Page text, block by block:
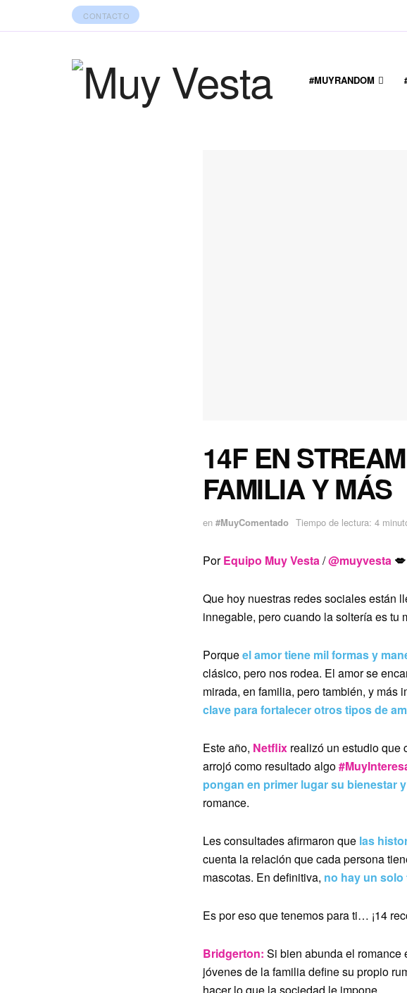
CONTACTO
#MUYRANDOM
14F EN
FAMILIA Y MÁS
en #MuyComentado Tiempo de lectura: 4
PorEquipo Muy Vesta /@muyvesta 💋
Que hoy nuestras redes sociales están
innegable, pero cuando la soltería es tu
Porqueel amor tiene mil formas y
clásico, pero nos rodea. El amor se
mirada, en familia, pero también, y más
clave para fortalecer otros tipos de
Este año, Netflix realizó un estudio que
arrojó como resultado algo
pongan en primer lugar su bienestar
romance.
Les consultades afirmaron que las
cuenta la relación que cada persona
mascotas. En definitiva, no hay un
Es por eso que tenemos para ti… ¡14
Bridgerton: Si bien abunda el romance
jóvenes de la familia define su propio
hacer lo que la sociedad le impone.